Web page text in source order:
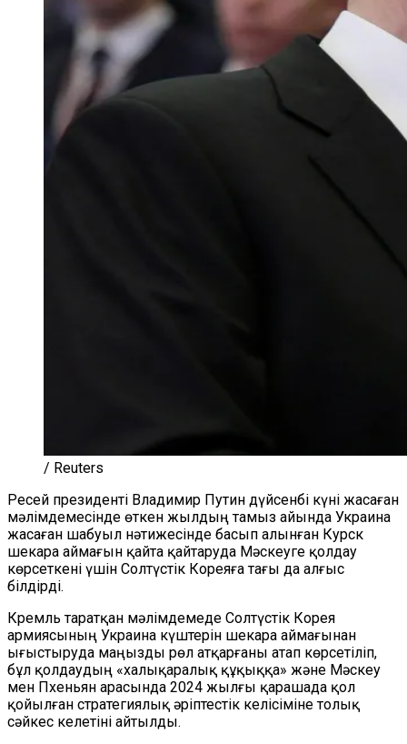
/ Reuters
Ресей президенті Владимир Путин дүйсенбі күні жасаған
мәлімдемесінде өткен жылдың тамыз айында Украина
жасаған шабуыл нәтижесінде басып алынған Курск
шекара аймағын қайта қайтаруда Мәскеуге қолдау
көрсеткені үшін Солтүстік Кореяға тағы да алғыс
білдірді.
Кремль таратқан мәлімдемеде Солтүстік Корея
армиясының Украина күштерін шекара аймағынан
ығыстыруда маңызды рөл атқарғаны атап көрсетіліп,
бұл қолдаудың «халықаралық құқыққа» және Мәскеу
мен Пхеньян арасында 2024 жылғы қарашада қол
қойылған стратегиялық әріптестік келісіміне толық
сәйкес келетіні айтылды.